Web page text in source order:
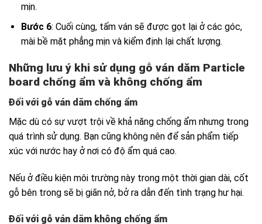
mịn.
Bước 6: Cuối cùng, tấm ván sẽ được gọt lại ở các góc,
mài bề mặt phẳng mịn và kiểm định lại chất lượng.
Những lưu ý khi sử dụng gỗ ván dăm Particle
board chống ẩm và không chống ẩm
Đối với gỗ ván dăm chống ẩm
Mặc dù có sự vượt trội về khả năng chống ẩm nhưng trong
quá trình sử dụng. Bạn cũng không nên để sản phẩm tiếp
xúc với nước hay ở nơi có độ ẩm quá cao.
Nếu ở điều kiện môi trường này trong một thời gian dài, cốt
gỗ bên trong sẽ bị giãn nở, bở ra dẫn đến tình trạng hư hại.
Đối với gỗ ván dăm không chống ẩm